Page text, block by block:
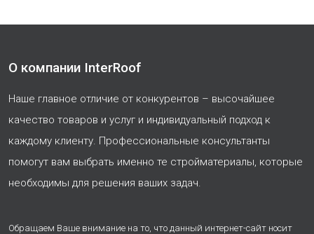
О компании InterRoof
Наше главное отличие от конкурентов – высочайшее
качество товаров и услуг и индивидуальный подход к
каждому клиенту. Профессиональные консультанты
помогут вам выбрать именно те стройматериалы, которые
необходимы для решения ваших задач.
Обращаем Ваше внимание на то, что данный интернет-сайт носит